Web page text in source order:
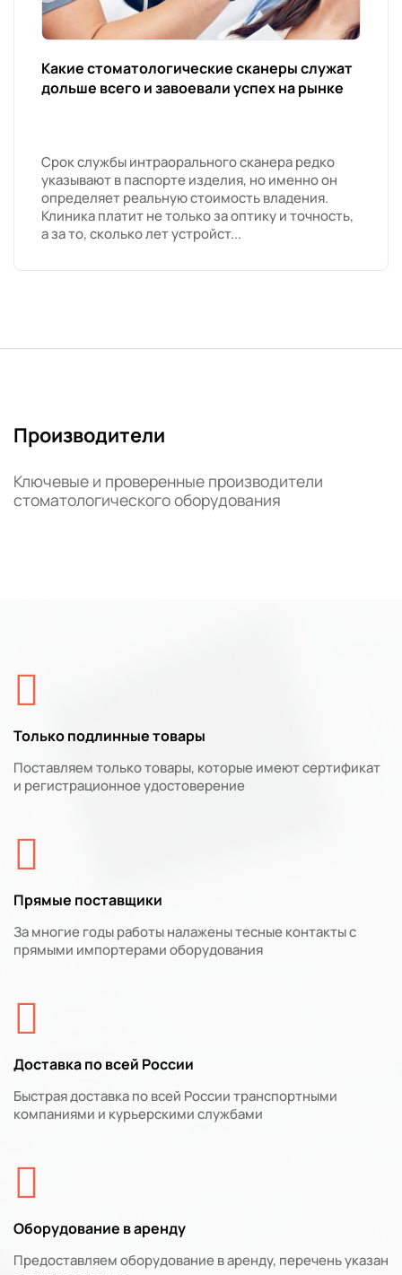
Какие стоматологические сканеры служат
дольше всего и завоевали успех на рынке
Срок службы интраорального сканера редко
указывают в паспорте изделия, но именно он
определяет реальную стоимость владения.
Клиника платит не только за оптику и точность,
а за то, сколько лет устройст...
Производители
Ключевые и проверенные производители
стоматологического оборудования
Только подлинные товары
Поставляем только товары, которые имеют сертификат
и регистрационное удостоверение
Прямые поставщики
За многие годы работы налажены тесные контакты с
прямыми импортерами оборудования
Доставка по всей России
Быстрая доставка по всей России транспортными
компаниями и курьерскими службами
Оборудование в аренду
Предоставляем оборудование в аренду, перечень указан